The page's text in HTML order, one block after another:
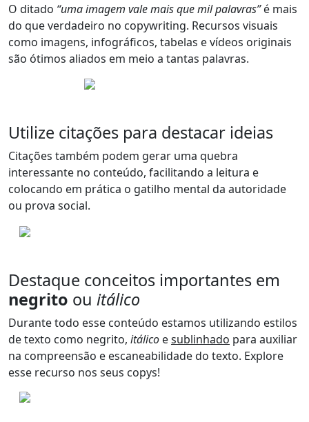
O ditado “uma imagem vale mais que mil palavras” é mais
do que verdadeiro no copywriting. Recursos visuais
como imagens, infográficos, tabelas e vídeos originais
são ótimos aliados em meio a tantas palavras.
Utilize citações para destacar ideias
Citações também podem gerar uma quebra
interessante no conteúdo, facilitando a leitura e
colocando em prática o gatilho mental da autoridade
ou prova social.
Destaque conceitos importantes em
negrito ou itálico
Durante todo esse conteúdo estamos utilizando estilos
de texto como negrito, itálico esublinhado para auxiliar
na compreensão e escaneabilidade do texto. Explore
esse recurso nos seus copys!